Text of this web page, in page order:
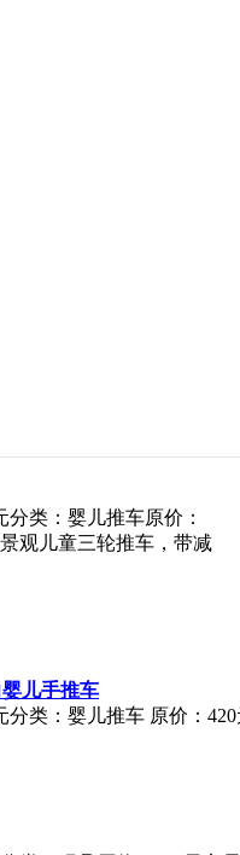
类：婴儿推车原价：
观儿童三轮推车，带减
儿手推车
类：婴儿推车 原价：